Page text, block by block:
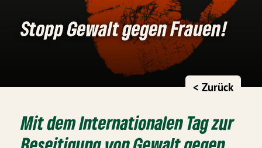
Stopp Gewalt gegen Frauen!
< Zurück
Mit dem Internationalen Tag zur